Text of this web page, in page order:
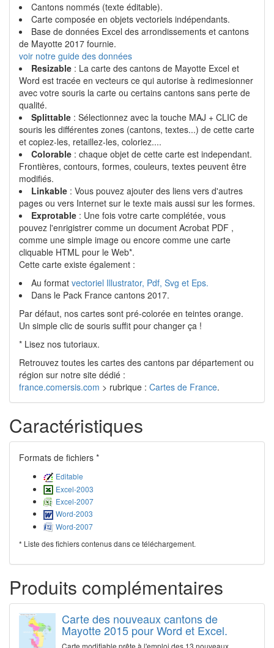
Cantons nommés (texte éditable).
Carte composée en objets vectoriels indépendants.
Base de données Excel des arrondissements et cantons
de Mayotte 2017 fournie.
voir notre guide des données
Resizable : La carte des cantons de Mayotte Excel et
Word est tracée en vecteurs ce qui autorise à redimesionner
avec votre souris la carte ou certains cantons sans perte de
qualité.
Splittable : Sélectionnez avec la touche MAJ + CLIC de
souris les différentes zones (cantons, textes...) de cette carte
et copiez-les, retaillez-les, coloriez....
Colorable : chaque objet de cette carte est independant.
Frontières, contours, formes, couleurs, textes peuvent être
modifiés.
Linkable : Vous pouvez ajouter des liens vers d'autres
pages ou vers Internet sur le texte mais aussi sur les formes.
Exprotable : Une fois votre carte complétée, vous
pouvez l'enrigistrer comme un document Acrobat PDF ,
comme une simple image ou encore comme une carte
cliquable HTML pour le Web*.
Cette carte existe également :
Au format vectoriel Illustrator, Pdf, Svg et Eps.
Dans le Pack France cantons 2017.
Par défaut, nos cartes sont pré-colorée en teintes orange.
Un simple clic de souris suffit pour changer ça !
* Lisez nos tutoriaux.
Retrouvez toutes les cartes des cantons par département ou
région sur notre site dédié :
france.comersis.com > rubrique : Cartes de France.
Caractéristiques
Formats de fichiers *
Editable
Excel-2003
Excel-2007
Word-2003
Word-2007
* Liste des fichiers contenus dans ce téléchargement.
Produits complémentaires
Carte des nouveaux cantons de
Mayotte 2015 pour Word et Excel.
Carte modifiable prête à l'emploi des 13 nouveaux